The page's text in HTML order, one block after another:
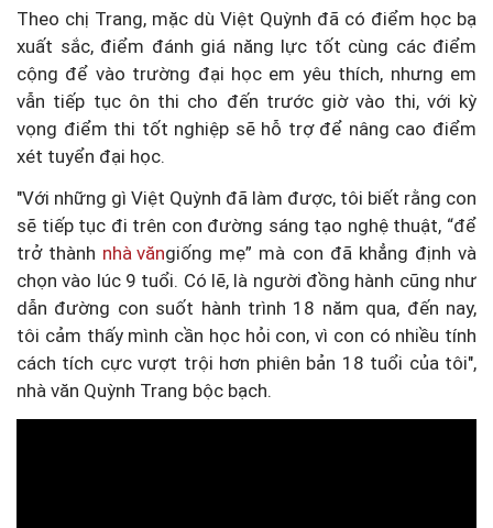
Theo chị Trang, mặc dù Việt Quỳnh đã có điểm học bạ
xuất sắc, điểm đánh giá năng lực tốt cùng các điểm
cộng để vào trường đại học em yêu thích, nhưng em
vẫn tiếp tục ôn thi cho đến trước giờ vào thi, với kỳ
vọng điểm thi tốt nghiệp sẽ hỗ trợ để nâng cao điểm
xét tuyển đại học.
"Với những gì Việt Quỳnh đã làm được, tôi biết rằng con
sẽ tiếp tục đi trên con đường sáng tạo nghệ thuật, “để
trở thành nhà văngiống mẹ” mà con đã khẳng định và
chọn vào lúc 9 tuổi. Có lẽ, là người đồng hành cũng như
dẫn đường con suốt hành trình 18 năm qua, đến nay,
tôi cảm thấy mình cần học hỏi con, vì con có nhiều tính
cách tích cực vượt trội hơn phiên bản 18 tuổi của tôi",
nhà văn Quỳnh Trang bộc bạch.